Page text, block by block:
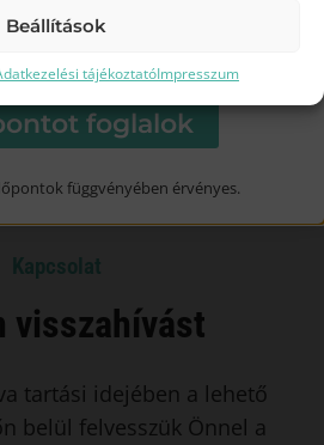
Beállítások
tájékoztatóImpresszum
Kapcsolat
visszahívást
tartási idejében a lehető
belül felvesszük Önnel a
Modern
technológia
mosoly
foglalok
függvényében érvényes.